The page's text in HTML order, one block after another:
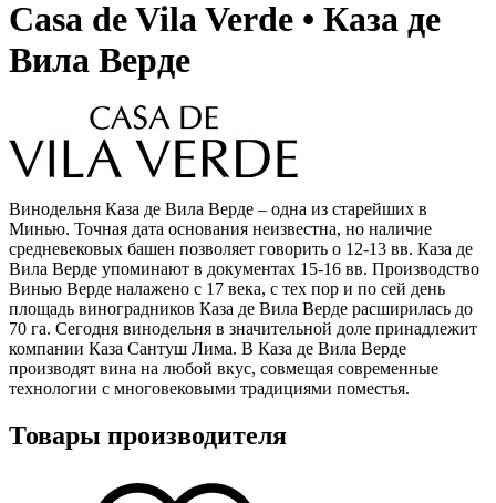
Casa de Vila Verde • Каза де
Вила Верде
Винодельня Каза де Вила Верде – одна из старейших в
Минью. Точная дата основания неизвестна, но наличие
средневековых башен позволяет говорить о 12-13 вв. Каза де
Вила Верде упоминают в документах 15-16 вв. Производство
Винью Верде налажено с 17 века, с тех пор и по сей день
площадь виноградников Каза де Вила Верде расширилась до
70 га. Сегодня винодельня в значительной доле принадлежит
компании Каза Сантуш Лима. В Каза де Вила Верде
производят вина на любой вкус, совмещая современные
технологии с многовековыми традициями поместья.
Товары производителя